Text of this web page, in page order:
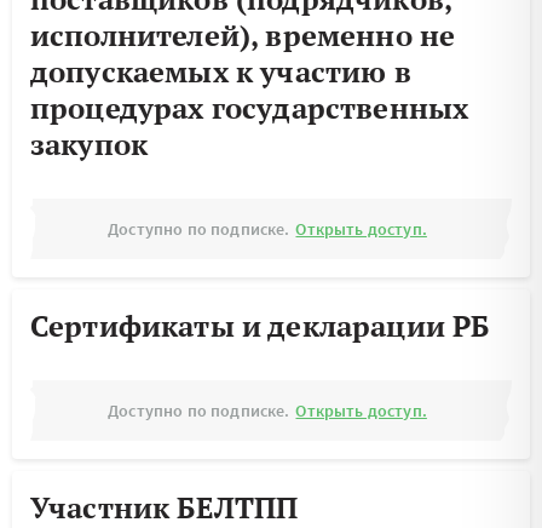
исполнителей), временно не
допускаемых к участию в
процедурах государственных
закупок
Доступно по подписке. Открыть доступ.
Сертификаты и декларации РБ
Доступно по подписке. Открыть доступ.
Участник БЕЛТПП